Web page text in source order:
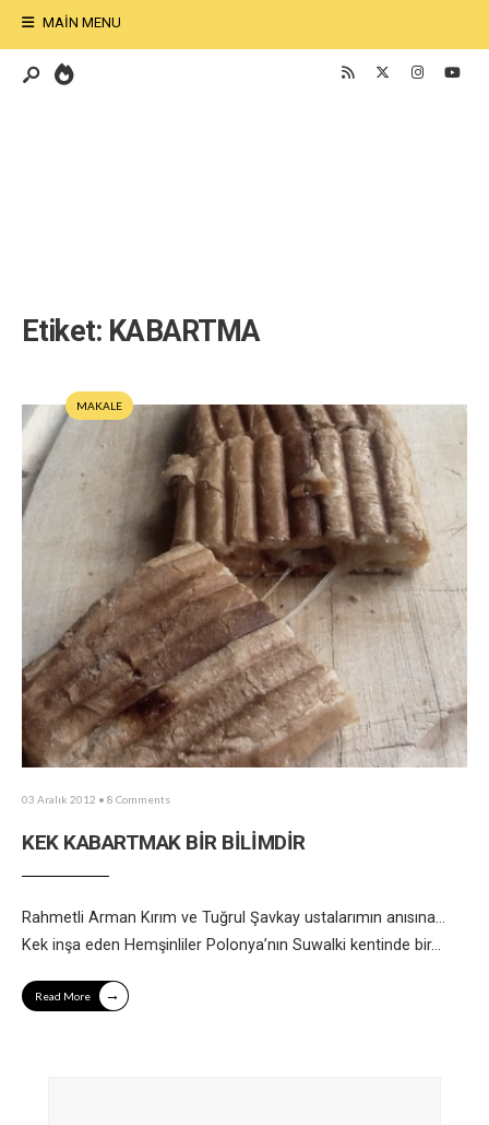
MAIN MENU
Etiket: KABARTMA
MAKALE
03 Aralık 2012 • 8 Comments
KEK KABARTMAK BİR BİLİMDİR
Rahmetli Arman Kırım ve Tuğrul Şavkay ustalarımın anısına…
Kek inşa eden Hemşinliler Polonya’nın Suwalki kentinde bir...
Read More →